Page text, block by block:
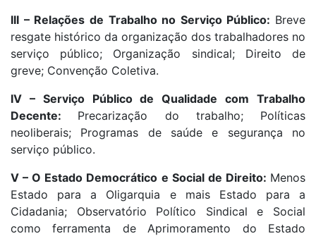
III – Relações de Trabalho no Serviço Público: Breve
resgate histórico da organização dos trabalhadores no
serviço público; Organização sindical; Direito de
greve; Convenção Coletiva.
IV – Serviço Público de Qualidade com Trabalho
Decente: Precarização do trabalho; Políticas
neoliberais; Programas de saúde e segurança no
serviço público.
V – O Estado Democrático e Social de Direito: Menos
Estado para a Oligarquia e mais Estado para a
Cidadania; Observatório Político Sindical e Social
como ferramenta de Aprimoramento do Estado